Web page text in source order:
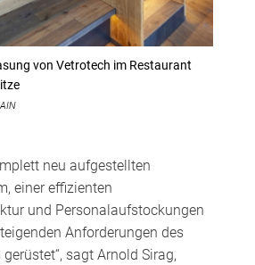
von Vetrotech im Restaurant
neu aufgestellten
einer effizienten
und Personalaufstockungen
Anforderungen des
sagt Arnold Sirag,